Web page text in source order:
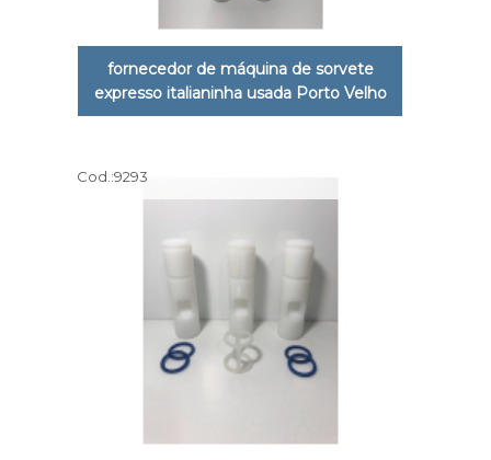
fornecedor de máquina de sorvete
expresso italianinha usada Porto Velho
Cod.:9293